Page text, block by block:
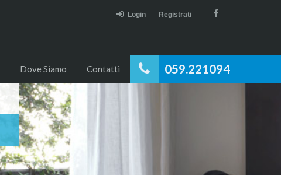
Login Registrati
059.221094
Dove Siamo Contatti